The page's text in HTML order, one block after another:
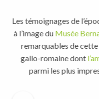
Les témoignages de
à l’image du Musée
remarquables de
gallo-romaine dont
parmi les plus